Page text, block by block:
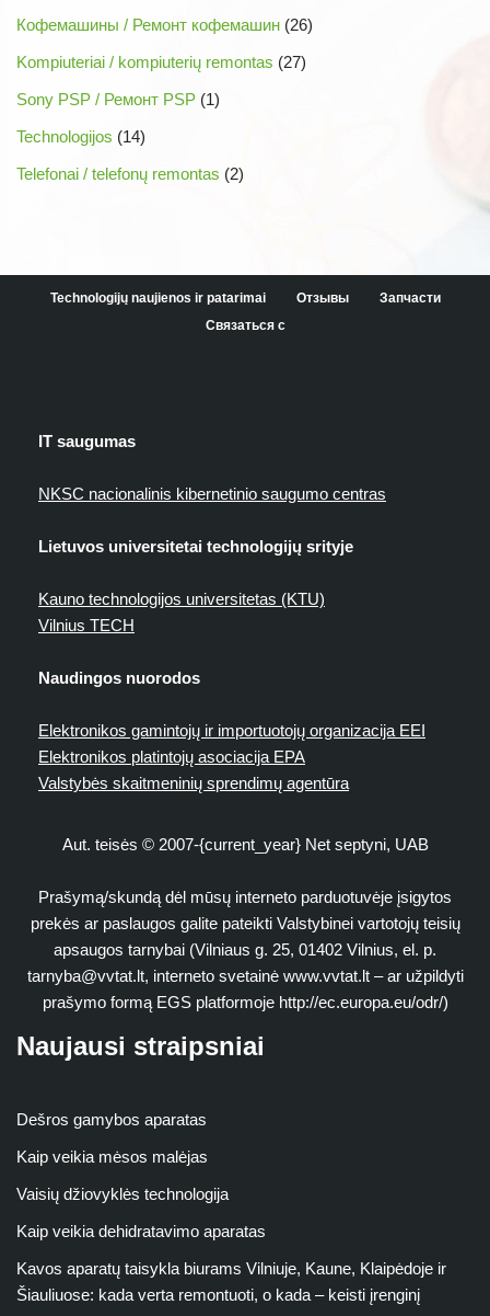
Кофемашины / Ремонт кофемашин (26)
Kompiuteriai / kompiuterių remontas (27)
Sony PSP / Ремонт PSP (1)
Technologijos (14)
Telefonai / telefonų remontas (2)
Technologijų naujienos ir patarimai Отзывы
Запчасти
Связаться с
IT saugumas
NKSC nacionalinis kibernetinio saugumo centras
Lietuvos universitetai technologijų srityje
Kauno technologijos universitetas (KTU)
Vilnius TECH
Naudingos nuorodos
Elektronikos gamintojų ir importuotojų organizacija EEI
Elektronikos platintojų asociacija EPA
Valstybės skaitmeninių sprendimų agentūra
Aut. teisės © 2007-{current_year} Net septyni, UAB
Prašymą/skundą dėl mūsų interneto parduotuvėje įsigytos
prekės ar paslaugos galite pateikti Valstybinei vartotojų teisių
apsaugos tarnybai (Vilniaus g. 25, 01402 Vilnius, el. p.
tarnyba@vvtat.lt, interneto svetainė www.vvtat.lt – ar užpildyti
prašymo formą EGS platformoje http://ec.europa.eu/odr/)
Naujausi straipsniai
Dešros gamybos aparatas
Kaip veikia mėsos malėjas
Vaisių džiovyklės technologija
Kaip veikia dehidratavimo aparatas
Kavos aparatų taisykla biurams Vilniuje, Kaune, Klaipėdoje ir
Šiauliuose: kada verta remontuoti, o kada – keisti įrenginį